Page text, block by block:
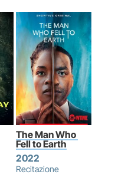
The Man Who
Fell to Earth
2022
Recitazione